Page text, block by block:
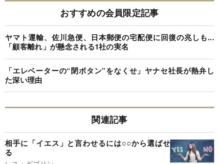
おすすめの会員限定記事
ヤマト運輸、佐川急便、日本郵便の宅配便に回復の兆しも...
「顧客離れ」が懸念される1社の実名
「エレベーターの“閉ボタン”をなくせ」ヤナセ社長が熱弁し
た深い理由
関連記事
相手に「イエス」と言わせるには○○から選ばせ
る